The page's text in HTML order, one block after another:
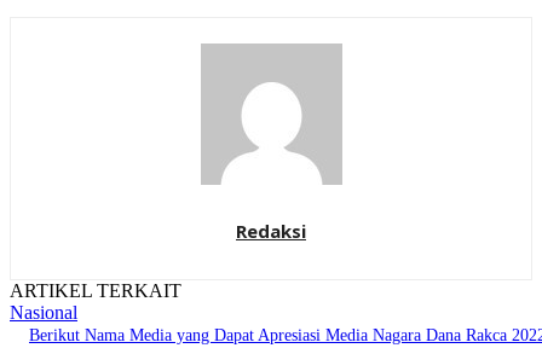
Redaksi
ARTIKEL TERKAIT
Nasional
Berikut Nama Media yang Dapat Apresiasi Media Nagara Dana Rakca